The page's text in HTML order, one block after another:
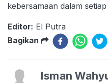
kebersamaan dalam
Editor: El Putra
Bagikan
Isman